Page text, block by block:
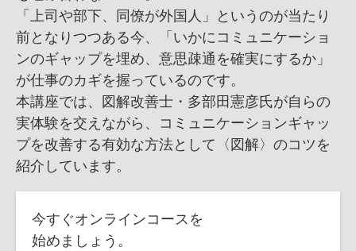
「上司や部下、同僚が外国人」というのが当たり
前となりつつある今、「いかにコミュニケーショ
ンのギャップを埋め、意思疎通を確実にするか」
が仕事のカギを握っているのです。
本講座では、図解改善士・多部田憲彦氏が自らの
実体験を交えながら、コミュニケーションギャッ
プを改善する有効な方法として〈図解〉のコツを
紹介しています。
今すぐオンラインコースを
始めましょう。